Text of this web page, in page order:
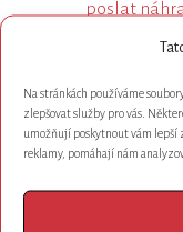
Na stránkách používáme
zlepšovat služby pro vás.
umožňují poskytnout vám lepší
reklamy, pomáhají nám
poslat
6.4. se
Milovice.
Formulář